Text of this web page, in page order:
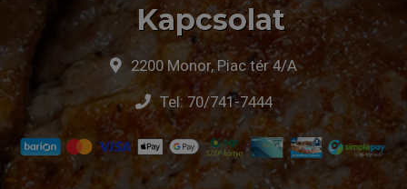
Kapcsolat
2200 Monor, Piac tér 4/A
Tel: 70/741-7444